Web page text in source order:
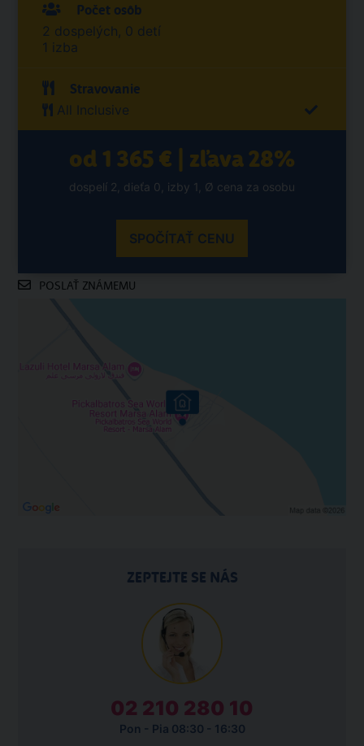
Počet osôb
2 dospelých, 0 detí
1 izba
Stravovanie
All Inclusive
od 1 365 € | zľava 28%
dospelí 2, dieťa 0, izby 1, Ø cena za osobu
SPOČÍTAŤ CENU
POSLAŤ ZNÁMEMU
ZEPTEJTE SE NÁS
02 210 280 10
Pon - Pia 08:30 - 16:30